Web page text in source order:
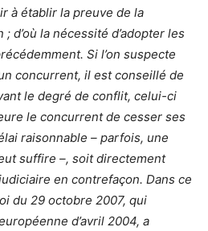
à établir la preuve de la
d’où la nécessité d’adopter les
Si l’on suspecte
concurrent, il est conseillé de
le degré de conflit, celui-ci
le concurrent de cesser ses
raisonnable – parfois, une
suffire –, soit directement
en contrefaçon. Dans ce
du 29 octobre 2007, qui
d’avril 2004, a